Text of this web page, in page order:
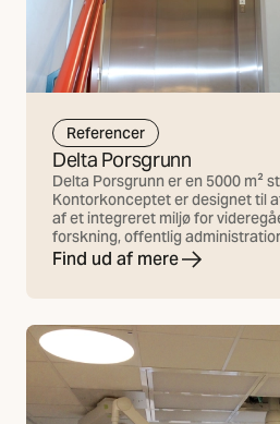
Referencer
Delta Porsgrunn
Delta Porsgrunn er en 5000 m²
Kontorkonceptet er designet til
af et integreret miljø for
forskning, offentlig
Find ud af mere